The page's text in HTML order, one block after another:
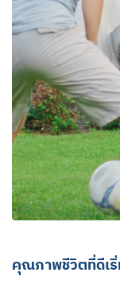
คุณภาพชีวิตที่ดีเ